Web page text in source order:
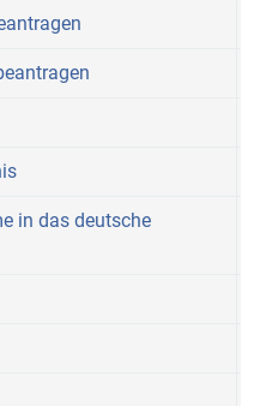
in das deutsche